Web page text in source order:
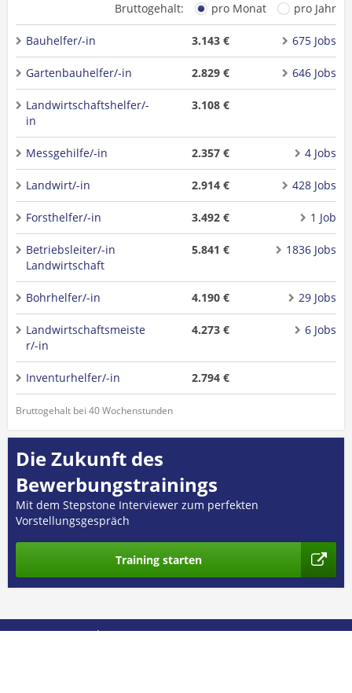
Bruttogehalt: pro Monat pro Jahr
Bauhelfer/-in 3.143 € 675 Jobs
Gartenbauhelfer/-in 2.829 € 646 Jobs
Landwirtschaftshelfer/-
in
3.108 €
Messgehilfe/-in 2.357 € 4 Jobs
Landwirt/-in 2.914 € 428 Jobs
Forsthelfer/-in 3.492 € 1 Job
Betriebsleiter/-in
Landwirtschaft
5.841 € 1836 Jobs
Bohrhelfer/-in 4.190 € 29 Jobs
Landwirtschaftsmeiste
r/-in
4.273 € 6 Jobs
Inventurhelfer/-in 2.794 €
Bruttogehalt bei 40 Wochenstunden
Die Zukunft des
Bewerbungstrainings
Mit dem Stepstone Interviewer zum perfekten
Vorstellungsgespräch
Training starten
© 2026 GEHALT.de